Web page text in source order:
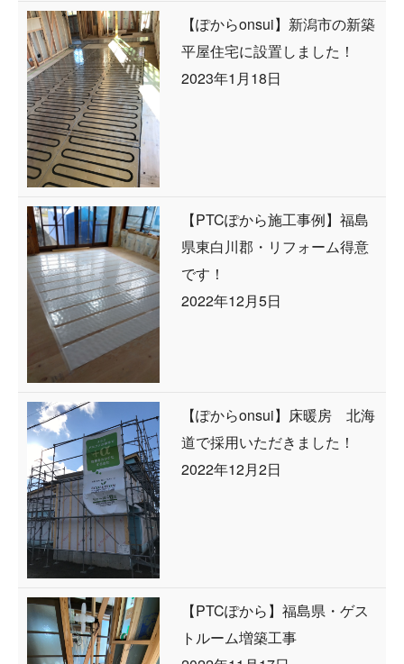
【ぽからonsui】新潟市の新築
平屋住宅に設置しました！
2023年1月18日
【PTCぽから施工事例】福島
県東白川郡・リフォーム得意
です！
2022年12月5日
【ぽからonsui】床暖房 北海
道で採用いただきました！
2022年12月2日
【PTCぽから】福島県・ゲス
トルーム増築工事